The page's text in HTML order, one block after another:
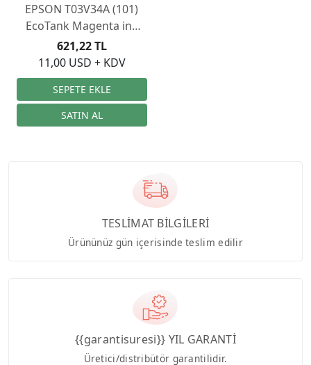
EPSON T03V34A (101)
EcoTank Magenta ink
70ML
11,00 USD + KDV
621,22 TL
TESLİMAT BİLGİLERİ
Ürününüz gün içerisinde teslim edilir
{{garantisuresi}} YIL GARANTİ
Üretici/distribütör garantilidir.